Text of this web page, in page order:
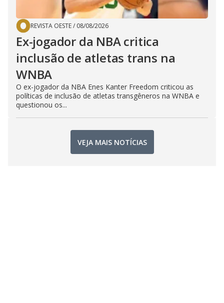
REVISTA OESTE/ 08/08/2026
Ex-jogador da NBA critica
inclusão de atletas trans na
WNBA
O ex-jogador da NBA Enes Kanter Freedom criticou as
políticas de inclusão de atletas transgêneros na WNBA e
questionou os...
VEJA MAIS NOTÍCIAS